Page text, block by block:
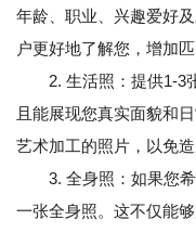
年龄、职业、兴趣爱好
户更好地了解您，增加匹
2. 生活照：提供1-3张
且能展现您真实面貌和
艺术加工的照片，以免造
3. 全身照：如果您希
一张全身照。这不仅能